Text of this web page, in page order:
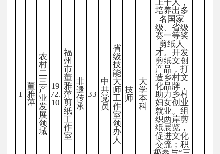
1
董
雅
萍
农
村
二
三
产
业
发
展
领
域
19
72.
10
福
州
市
董
雅
萍
剪
纸
工
作
室
非
遗
传
承
33
中
共
党
员
省
级
技
能
大
师
工
作
室
领
办
人
技
师
大
学
本
科
上千人，
培养出多
名国家
级、省级
赛一等奖
剪纸人
才。开发
剪纸文创
产品，打
造乡村文
化品牌，
助力乡村
妇女创业
就业。组
织两岸剪
纸展览，
促进文化
交流；积